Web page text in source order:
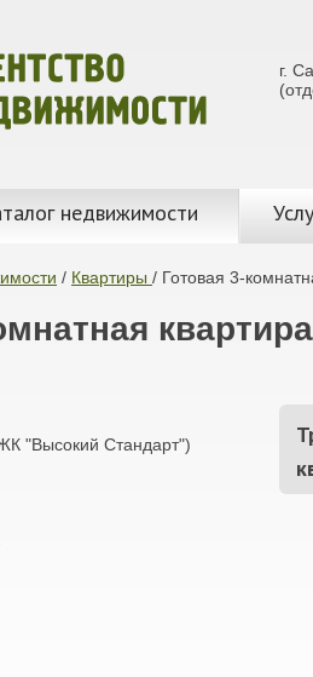
г.
недвижимости
/ Квартиры / Готовая 3-
"Высокий Стандарт")